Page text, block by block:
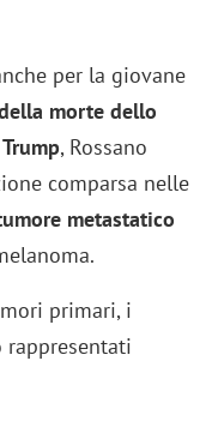
per la giovane
morte dello
, Rossano
comparsa nelle
metastatico
primari, i